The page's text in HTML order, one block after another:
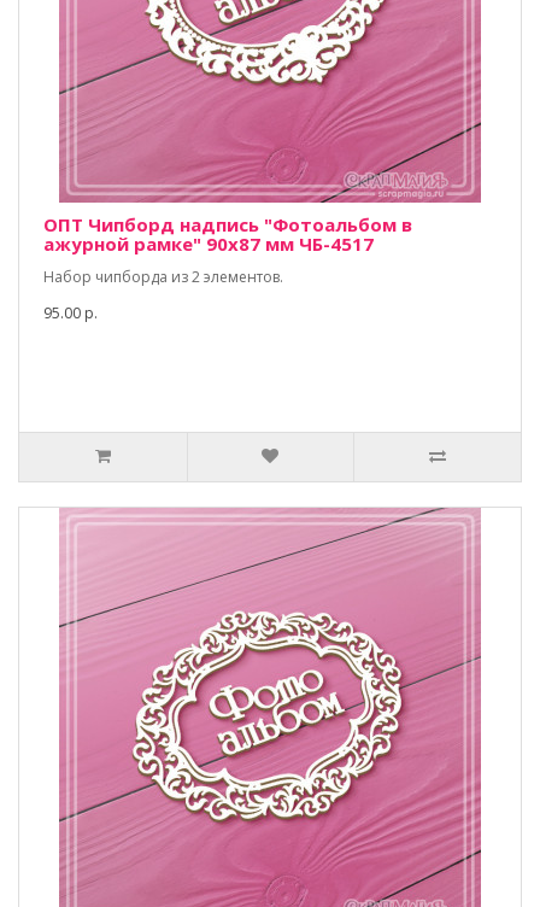
ОПТ Чипборд надпись "Фотоальбом в
ажурной рамке" 90х87 мм ЧБ-4517
Набор чипборда из 2 элементов.
95.00 р.